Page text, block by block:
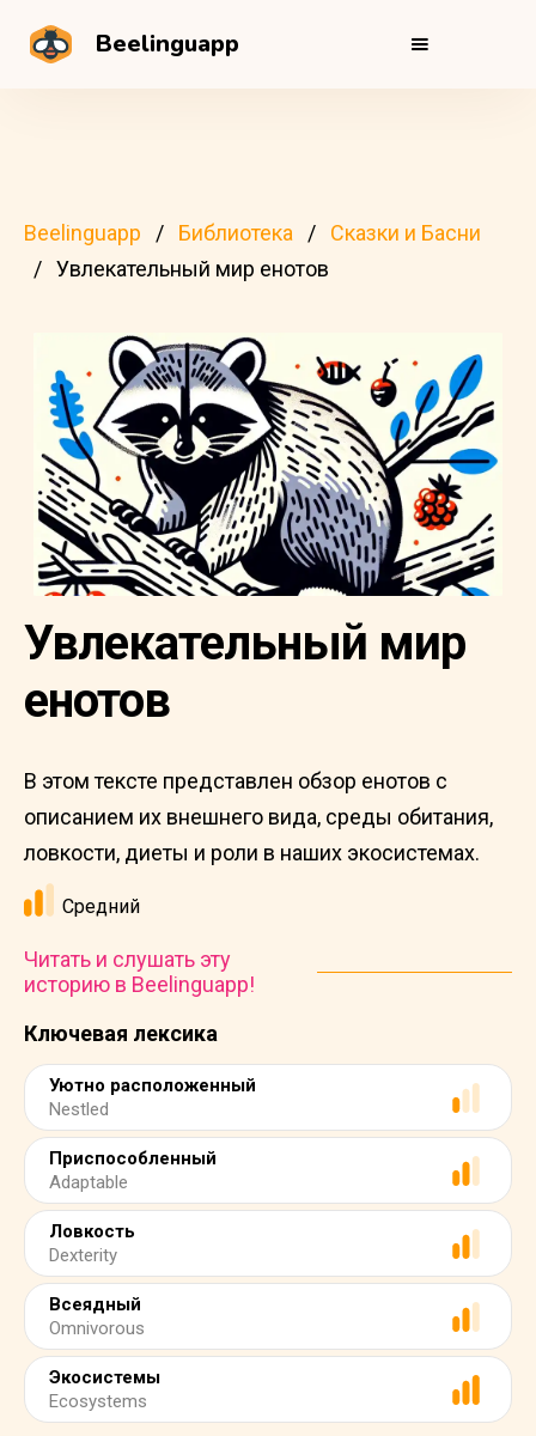
Beelinguapp
Beelinguapp Библиотека
Сказки и Басни
Увлекательный мир енотов
Ключевая лексика
Уютно расположенный
Nestled
Приспособленный
Adaptable
Ловкость
Dexterity
Всеядный
Omnivorous
Экосистемы
Ecosystems
Увлекательный мир
енотов
В этом тексте представлен обзор енотов с
описанием их внешнего вида, среды обитания,
ловкости, диеты и роли в наших экосистемах.
Средний
Читать и слушать эту
историю в Beelinguapp!